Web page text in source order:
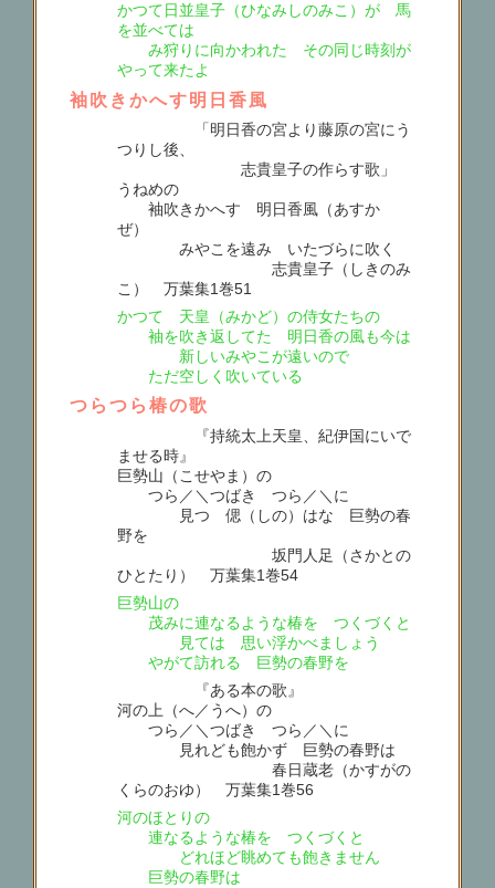
かつて日並皇子（ひなみしのみこ）が 馬
を並べては
み狩りに向かわれた その同じ時刻が
やって来たよ
袖吹きかへす明日香風
「明日香の宮より藤原の宮にう
つりし後、
志貴皇子の作らす歌」
うねめの
袖吹きかへす 明日香風（あすかゝ
ぜ）
みやこを遠み いたづらに吹く
志貴皇子（しきのみ
こ） 万葉集1巻51
かつて 天皇（みかど）の侍女たちの
袖を吹き返してた 明日香の風も今は
新しいみやこが遠いので
ただ空しく吹いている
つらつら椿の歌
『持統太上天皇、紀伊国にいで
ませる時』
巨勢山（こせやま）の
つら／＼つばき つら／＼に
見つゝ偲（しの）はな 巨勢の春
野を
坂門人足（さかとの
ひとたり） 万葉集1巻54
巨勢山の
茂みに連なるような椿を つくづくと
見ては 思い浮かべましょう
やがて訪れる 巨勢の春野を
『ある本の歌』
河の上（へ／うへ）の
つら／＼つばき つら／＼に
見れども飽かず 巨勢の春野は
春日蔵老（かすがの
くらのおゆ） 万葉集1巻56
河のほとりの
連なるような椿を つくづくと
どれほど眺めても飽きません
巨勢の春野は